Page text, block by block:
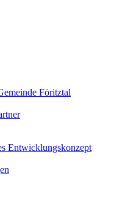
Föritztal
Entwicklungskonzept